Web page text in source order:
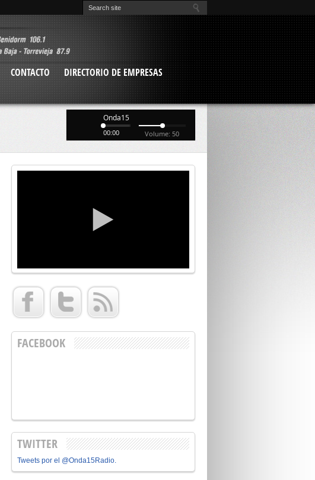
CONTACTO
DIRECTORIO DE EMPRESAS
Onda15
00:00 Volume: 50
FACEBOOK
TWITTER
Tweets por el @Onda15Radio.